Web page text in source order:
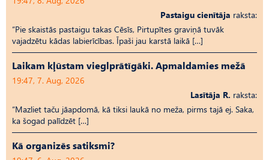
Pastaigu cienītāja raksta:
“Pie skaistās pastaigu takas Cēsīs, Pirtupītes graviņā tuvāk
vajadzētu kādas labierīcības. Īpaši jau karstā laikā […]
Laikam kļūstam vieglprātīgāki. Apmaldamies mežā
19:47, 7. Aug, 2026
Lasītāja R. raksta:
“Mazliet taču jāapdomā, kā tiksi laukā no meža, pirms tajā ej. Saka,
ka šogad palīdzēt […]
Kā organizēs satiksmi?